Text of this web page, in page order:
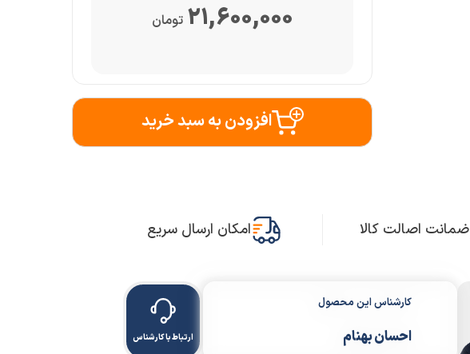
21,600,000 تومان
افزودن به سبد خرید
ضمانت اصالت کالا امکان ارسال سریع
کارشناس این محصول
احسان بهنام ارتباط با کارشناس